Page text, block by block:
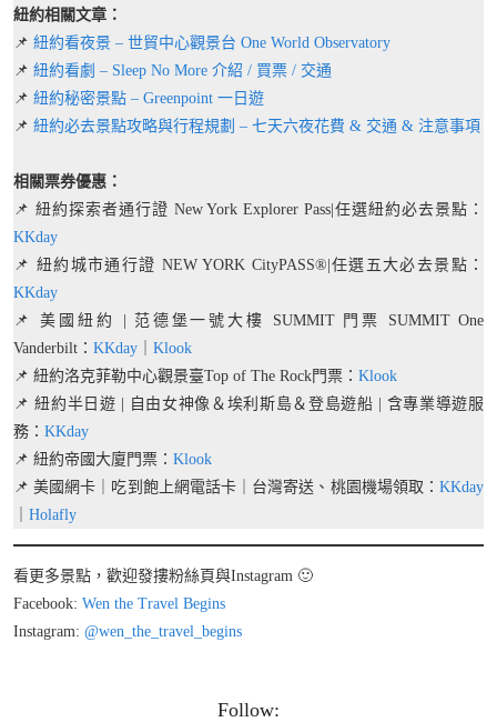
紐約相關文章：
📌 紐約看夜景 – 世貿中心觀景台 One World Observatory
📌 紐約看劇 – Sleep No More 介紹 / 買票 / 交通
📌 紐約秘密景點 – Greenpoint 一日遊
📌 紐約必去景點攻略與行程規劃 – 七天六夜花費 & 交通 & 注意事項
相關票券優惠：
📌 紐約探索者通行證 New York Explorer Pass|任選紐約必去景點：
KKday
📌 紐約城市通行證 NEW YORK CityPASS®|任選五大必去景點：
KKday
📌 美國紐約 | 范德堡一號大樓 SUMMIT 門票 SUMMIT One
Vanderbilt： KKday
Klook
📌 紐約洛克菲勒中心觀景臺Top of The Rock門票： Klook
📌 紐約半日遊 | 自由女神像＆埃利斯島＆登島遊船 | 含專業導遊服
務： KKday
📌 紐約帝國大廈門票： Klook
📌 美國網卡｜吃到飽上網電話卡｜台灣寄送、桃園機場領取： KKday
Holafly
看更多景點，歡迎發摟粉絲頁與Instagram 🙂
Facebook: Wen the Travel Begins
Instagram: @wen_the_travel_begins
Follow: